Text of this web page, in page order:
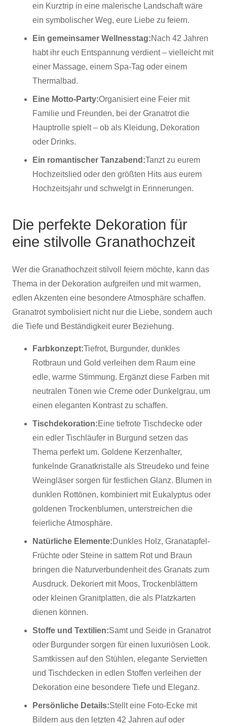
ein Kurztrip in eine malerische Landschaft wäre
ein symbolischer Weg, eure Liebe zu feiern.
Ein gemeinsamer Wellnesstag:Nach 42 Jahren
habt ihr euch Entspannung verdient – vielleicht mit
einer Massage, einem Spa-Tag oder einem
Thermalbad.
Eine Motto-Party:Organisiert eine Feier mit
Familie und Freunden, bei der Granatrot die
Hauptrolle spielt – ob als Kleidung, Dekoration
oder Drinks.
Ein romantischer Tanzabend:Tanzt zu eurem
Hochzeitslied oder den größten Hits aus eurem
Hochzeitsjahr und schwelgt in Erinnerungen.
Die perfekte Dekoration für
eine stilvolle Granathochzeit
Wer die Granathochzeit stilvoll feiern möchte, kann das
Thema in der Dekoration aufgreifen und mit warmen,
edlen Akzenten eine besondere Atmosphäre schaffen.
Granatrot symbolisiert nicht nur die Liebe, sondern auch
die Tiefe und Beständigkeit eurer Beziehung.
Farbkonzept:Tiefrot, Burgunder, dunkles
Rotbraun und Gold verleihen dem Raum eine
edle, warme Stimmung. Ergänzt diese Farben mit
neutralen Tönen wie Creme oder Dunkelgrau, um
einen eleganten Kontrast zu schaffen.
Tischdekoration:Eine tiefrote Tischdecke oder
ein edler Tischläufer in Burgund setzen das
Thema perfekt um. Goldene Kerzenhalter,
funkelnde Granatkristalle als Streudeko und feine
Weingläser sorgen für festlichen Glanz. Blumen in
dunklen Rottönen, kombiniert mit Eukalyptus oder
goldenen Trockenblumen, unterstreichen die
feierliche Atmosphäre.
Natürliche Elemente:Dunkles Holz, Granatapfel-
Früchte oder Steine in sattem Rot und Braun
bringen die Naturverbundenheit des Granats zum
Ausdruck. Dekoriert mit Moos, Trockenblättern
oder kleinen Granitplatten, die als Platzkarten
dienen können.
Stoffe und Textilien:Samt und Seide in Granatrot
oder Burgunder sorgen für einen luxuriösen Look.
Samtkissen auf den Stühlen, elegante Servietten
und Tischdecken in edlen Stoffen verleihen der
Dekoration eine besondere Tiefe und Eleganz.
Persönliche Details:Stellt eine Foto-Ecke mit
Bildern aus den letzten 42 Jahren auf oder